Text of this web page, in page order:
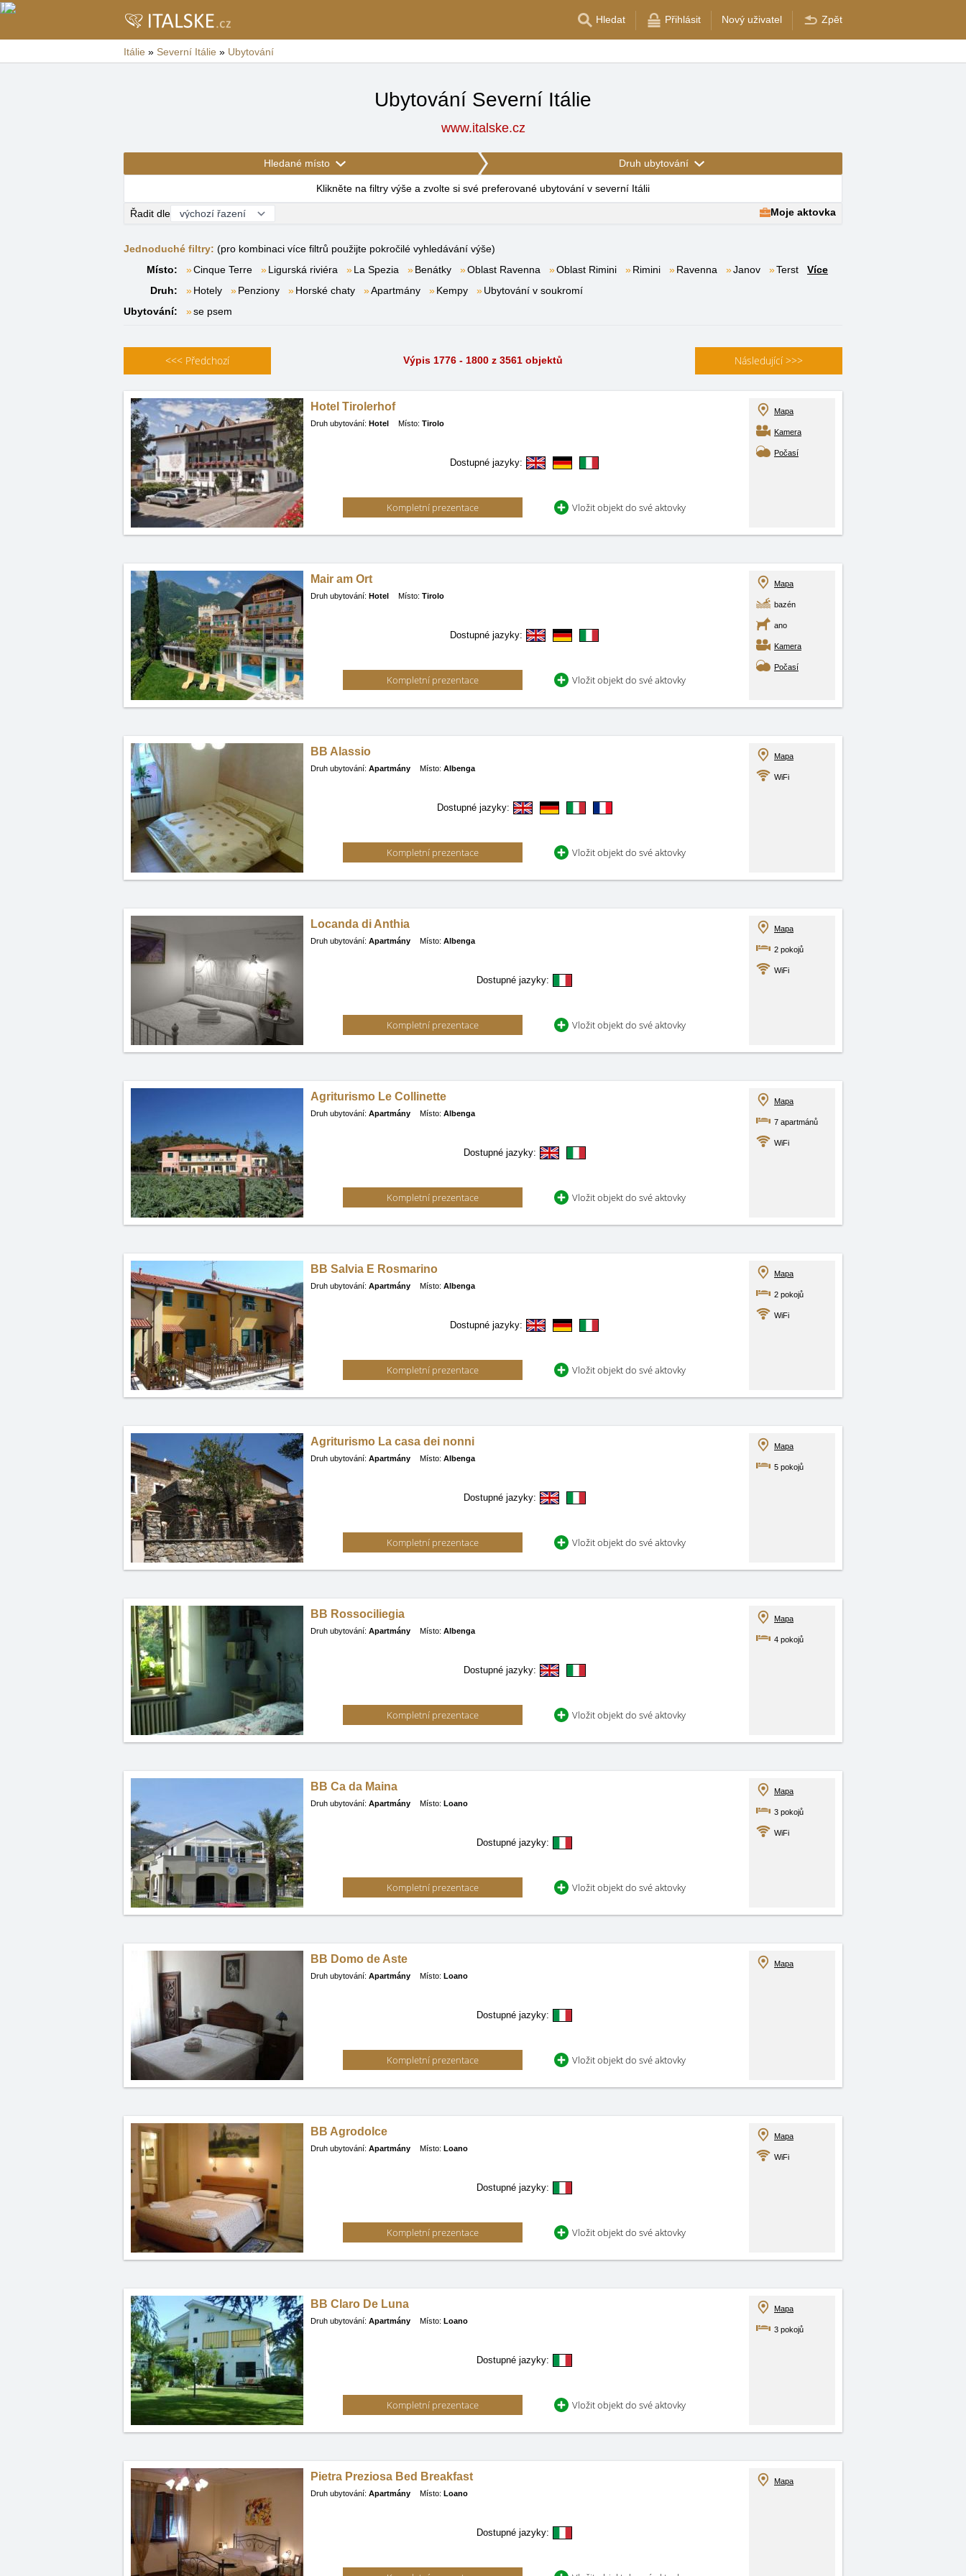
Hledat Přihlásit Nový uživatel Zpět
Itálie » Severní Itálie » Ubytování
Ubytování Severní Itálie
www.italske.cz
Hledané místo Druh ubytování
Klikněte na filtry výše a zvolte si své preferované ubytování v severní Itálii
Řadit dle Moje aktovka
Jednoduché filtry: (pro kombinaci více filtrů použijte pokročilé vyhledávání výše)
Místo:
Cinque Terre Ligurská riviéra La Spezia Benátky Oblast Ravenna Oblast Rimini Rimini Ravenna Janov Terst
Více
Druh:
Hotely Penziony Horské chaty Apartmány Kempy
Ubytování v soukromí
Ubytování:
se psem
<<< Předchozí Výpis 1776 - 1800 z 3561 objektů Následující>>>
Hotel Tirolerhof
Druh ubytování: Hotel Místo: Tirolo
Dostupné jazyky:
Kompletní prezentace Vložit objekt do své aktovky
Mapa
Kamera
Počasí
Mair am Ort
Druh ubytování: Hotel Místo: Tirolo
Dostupné jazyky:
Kompletní prezentace Vložit objekt do své aktovky
Mapa
bazén
ano
Kamera
Počasí
BB Alassio
Druh ubytování: Apartmány Místo: Albenga
Dostupné jazyky:
Kompletní prezentace Vložit objekt do své aktovky
Mapa
WiFi
Locanda di Anthia
Druh ubytování: Apartmány Místo: Albenga
Dostupné jazyky:
Kompletní prezentace Vložit objekt do své aktovky
Mapa
2 pokojů
WiFi
Agriturismo Le Collinette
Druh ubytování: Apartmány Místo: Albenga
Dostupné jazyky:
Kompletní prezentace Vložit objekt do své aktovky
Mapa
7 apartmánů
WiFi
BB Salvia E Rosmarino
Druh ubytování: Apartmány Místo: Albenga
Dostupné jazyky:
Kompletní prezentace Vložit objekt do své aktovky
Mapa
2 pokojů
WiFi
Agriturismo La casa dei nonni
Druh ubytování: Apartmány Místo: Albenga
Dostupné jazyky:
Kompletní prezentace Vložit objekt do své aktovky
Mapa
5 pokojů
BB Rossociliegia
Druh ubytování: Apartmány Místo: Albenga
Dostupné jazyky:
Kompletní prezentace Vložit objekt do své aktovky
Mapa
4 pokojů
BB Ca da Maina
Druh ubytování: Apartmány Místo: Loano
Dostupné jazyky:
Kompletní prezentace Vložit objekt do své aktovky
Mapa
3 pokojů
WiFi
BB Domo de Aste
Druh ubytování: Apartmány Místo: Loano
Dostupné jazyky:
Kompletní prezentace Vložit objekt do své aktovky
Mapa
BB Agrodolce
Druh ubytování: Apartmány Místo: Loano
Dostupné jazyky:
Kompletní prezentace Vložit objekt do své aktovky
Mapa
WiFi
BB Claro De Luna
Druh ubytování: Apartmány Místo: Loano
Dostupné jazyky:
Kompletní prezentace Vložit objekt do své aktovky
Mapa
3 pokojů
Pietra Preziosa Bed Breakfast
Druh ubytování: Apartmány Místo: Loano
Dostupné jazyky:
Mapa